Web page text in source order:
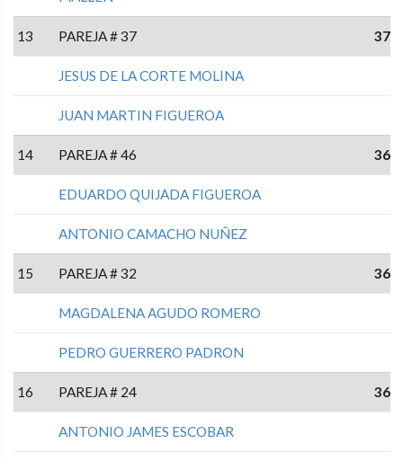
13 PAREJA # 37 37
JESUS DE LA CORTE MOLINA
JUAN MARTIN FIGUEROA
14 PAREJA # 46 36
EDUARDO QUIJADA FIGUEROA
ANTONIO CAMACHO NUÑEZ
15 PAREJA # 32 36
MAGDALENA AGUDO ROMERO
PEDRO GUERRERO PADRON
16 PAREJA # 24 36
ANTONIO JAMES ESCOBAR